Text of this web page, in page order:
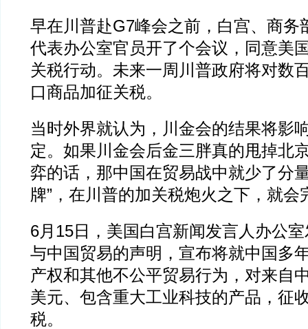
早在川普赴G7峰会之前，白宫、商务
代表办公室官员开了个会议，同意美
关税行动。未来一周川普政府将对数
口商品加征关税。
当时外界就认为，川金会的结果将影
定。如果川金会后金三胖真的甩掉北
弈的话，那中国在贸易战中就少了分
牌”，在川普的加关税炮火之下，就会
6月15日，美国白宫新闻发言人办公
与中国贸易的声明，宣布将就中国多
产权和其他不公平贸易行为，对来自
美元、包含重大工业科技的产品，征
税。